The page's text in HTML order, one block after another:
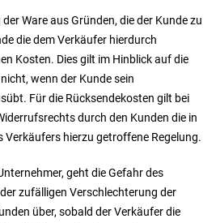
Ware aus Gründen, die der Kunde zu
die dem Verkäufer hierdurch
Kosten. Dies gilt im Hinblick auf die
wenn der Kunde sein
Für die Rücksendekosten gilt bei
durch den Kunden die in
Verkäufers hierzu getroffene Regelung.
geht die Gefahr des
zufälligen Verschlechterung der
über, sobald der Verkäufer die